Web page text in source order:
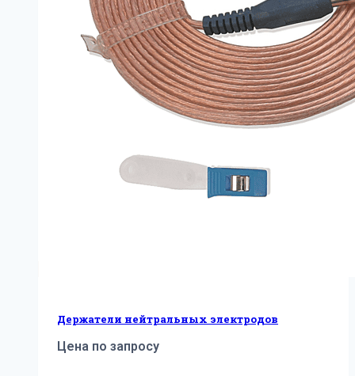
Держатели нейтральных электродов
Цена по запросу